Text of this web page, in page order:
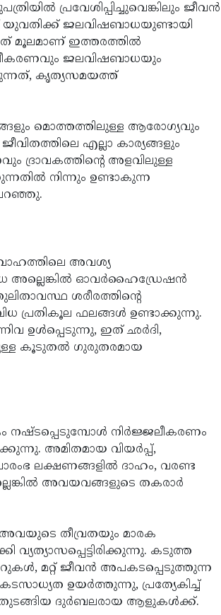
പ്രവേശിപ്പിച്ചുവെങ്കിലും ജീവൻ
യുവതിക്ക് ജലവിഷബാധയുണ്ടായി
മൂലമാണ് ഇത്തരത്തിൽ
ജലവിഷബാധയും
കൃത്യസമയത്ത്
മൊത്തത്തിലുള്ള ആരോഗ്യവും
എല്ലാ കാര്യങ്ങളും
ദ്രാവകത്തിന്റെ അളവിലുള്ള
നിന്നും ഉണ്ടാകുന്ന
അവശ്യ
അല്ലെങ്കിൽ ഓവർഹൈഡ്രേഷൻ
ശരീരത്തിന്റെ
പ്രതികൂല ഫലങ്ങൾ ഉണ്ടാക്കുന്നു.
ഉൾപ്പെടുന്നു, ഇത് ഛർദി,
കൂടുതൽ ഗുരുതരമായ
നഷ്ടപ്പെടുമ്പോൾ നിർജ്ജലീകരണം
അമിതമായ വിയർപ്പ്,
ലക്ഷണങ്ങളിൽ ദാഹം, വരണ്ട
അവയവങ്ങളുടെ തകരാർ
തീവ്രതയും മാരക
കടുത്ത
മറ്റ് ജീവൻ അപകടപ്പെടുത്തുന്ന
ഉയർത്തുന്നു, പ്രത്യേകിച്ച്
തുടങ്ങിയ ദുർബലരായ ആളുകൾക്ക്.